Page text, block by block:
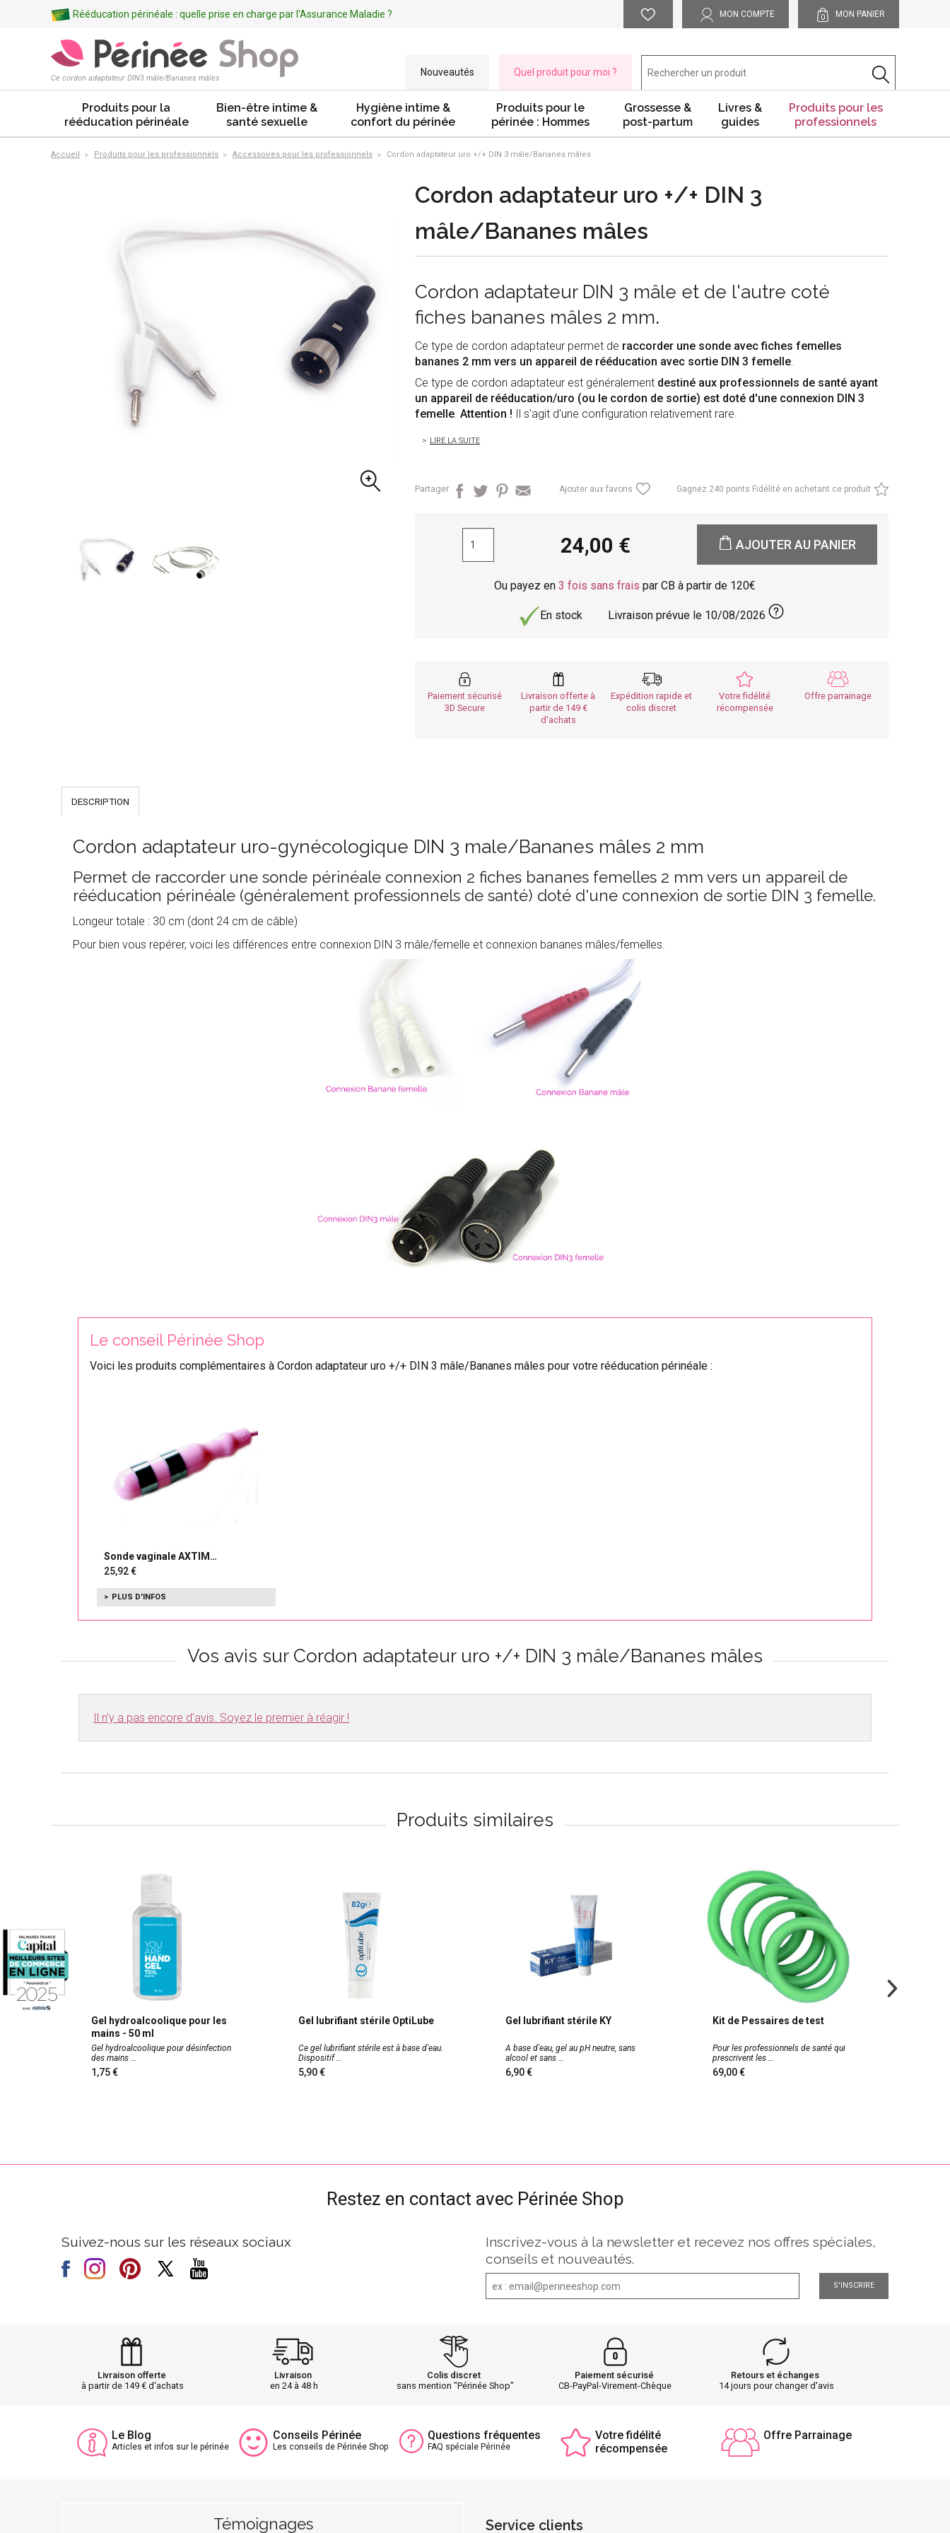
Rééducation périnéale : quelle prise en charge par l'Assurance Maladie ? MON COMPTE 0 MON PANIER
Ce cordon adaptateur DIN3 mâle/Bananes mâles
Nouveautés Quel produit pour moi ?
Produits pour la
rééducation périnéale
Bien-être intime &
santé sexuelle
Hygiène intime &
confort du périnée
Produits pour le
périnée : Hommes
Grossesse &
post-partum
Livres &
guides
Produits pour les
professionnels
Accueil Produits pour les professionnels Accessoires pour les professionnels Cordon adaptateur uro +/+ DIN 3 mâle/Bananes mâles
Cordon adaptateur uro +/+ DIN 3
mâle/Bananes mâles
Cordon adaptateur DIN 3 mâle et de l'autre coté
fiches bananes mâles 2 mm.
Ce type de cordon adaptateur permet de raccorder une sonde avec fiches femelles
bananes 2 mm vers un appareil de rééducation avec sortie DIN 3 femelle.
Ce type de cordon adaptateur est généralement destiné aux professionnels de santé ayant
un appareil de rééducation/uro (ou le cordon de sortie) est doté d'une connexion DIN 3
femelle. Attention ! Il s'agit d'une configuration relativement rare.
LIRE LA SUITE
Partager Ajouter aux favoris Gagnez 240 points Fidélité en achetant ce produit
24,00 AJOUTER AU PANIER
Ou payez en 3 fois sans frais par CB à partir de 120
En stock Livraison prévue le 10/08/2026
Paiement sécurisé
3D Secure
Livraison offerte à
partir de 149
d'achats
Expédition rapide et
colis discret
Votre fidélité
récompensée
Offre parrainage
DESCRIPTION
Cordon adaptateur uro-gynécologique DIN 3 male/Bananes mâles 2 mm
Permet de raccorder une sonde périnéale connexion 2 fiches bananes femelles 2 mm vers un appareil de
rééducation périnéale (généralement professionnels de santé) doté d'une connexion de sortie DIN 3 femelle.
Longeur totale : 30 cm (dont 24 cm de câble)
Pour bien vous repérer, voici les différences entre connexion DIN 3 mâle/femelle et connexion bananes mâles/femelles.
Le conseil Périnée Shop
Voici les produits complémentaires à Cordon adaptateur uro +/+ DIN 3 mâle/Bananes mâles pour votre rééducation périnéale :
Sonde vaginale AXTIM
Bleue/Rose/Blanche
25,92
PLUS D'INFOS
Vos avis sur Cordon adaptateur uro +/+ DIN 3 mâle/Bananes mâles
Il n'y a pas encore d'avis. Soyez le premier à réagir !
Produits similaires
Gel hydroalcoolique pour les
mains - 50 ml
Gel hydroalcoolique pour désinfection
des mains
1,75
Gel lubrifiant stérile OptiLube
Ce gel lubrifiant stérile est à base d'eau.
Dispositif
5,90
Gel lubrifiant stérile KY
A base d'eau, gel au pH neutre, sans
alcool et sans
6,90
Kit de Pessaires de test
Pour les professionnels de santé qui
prescrivent les
69,00
Restez en contact avec Périnée Shop
Suivez-nous sur les réseaux sociaux
Inscrivez-vous à la newsletter et recevez nos offres spéciales,
conseils et nouveautés.
S'INSCRIRE
Livraison offerte
à partir de 149 € d'achats
Livraison
en 24 à 48 h
Colis discret
sans mention "Périnée Shop"
Paiement sécurisé
CB-PayPal-Virement-Chèque
Retours et échanges
14 jours pour changer d'avis
Le Blog
Articles et infos sur le périnée
Conseils Périnée
Les conseils de Périnée Shop
Questions fréquentes
FAQ spéciale Périnée
Votre fidélité
récompensée
Offre Parrainage
Témoignages Service clients